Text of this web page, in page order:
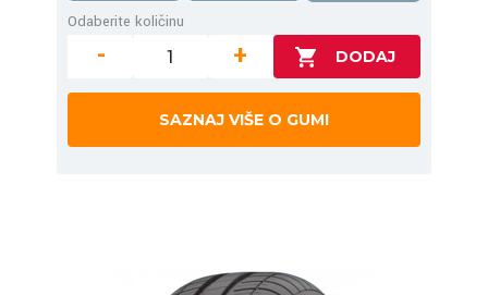
Odaberite količinu
- +
SAZNAJ VIŠE O GUMI